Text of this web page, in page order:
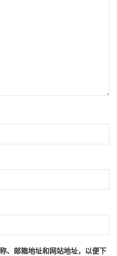
、邮箱地址和网站地址，以便下